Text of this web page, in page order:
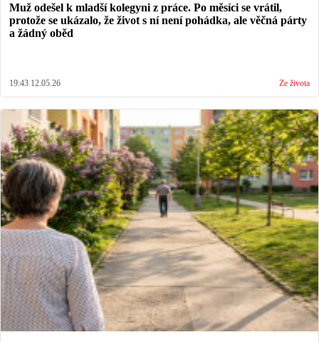
Muž odešel k mladší kolegyni z práce. Po měsíci se vrátil,
protože se ukázalo, že život s ní není pohádka, ale věčná párty
a žádný oběd
19:43 12.05.26 Ze života